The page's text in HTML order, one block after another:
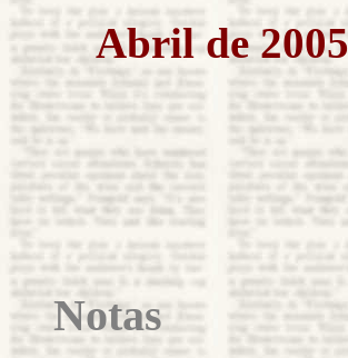
Abril de 2005
Notas